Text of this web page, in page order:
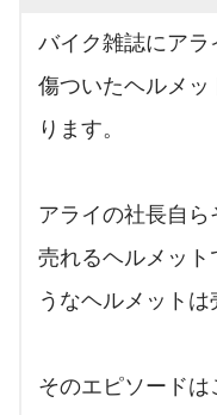
バイク雑誌にアラ
傷ついたヘルメ
ります。
アライの社長自ら
売れるヘルメット
うなヘルメットは
そのエピソードは